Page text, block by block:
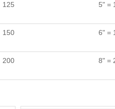
125 5" =
150 6" =
200 8" =